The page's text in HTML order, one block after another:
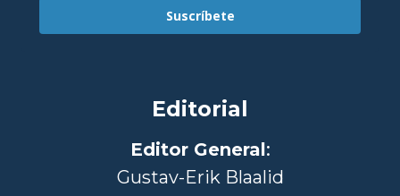
Suscríbete
Editorial
Editor General:
Gustav-Erik Blaalid